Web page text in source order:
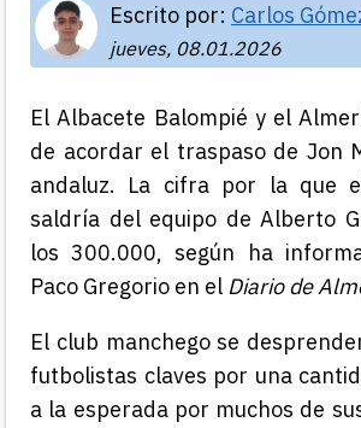
Escrito por: Carlos
jueves, 08.01.2026
El Albacete Balompié y el
de acordar el traspaso de Jon
andaluz. La cifra por la que
saldría del equipo de Alberto
los 300.000, según ha
Paco Gregorio en el Diario de
El club manchego se
futbolistas claves por una
a la esperada por muchos de